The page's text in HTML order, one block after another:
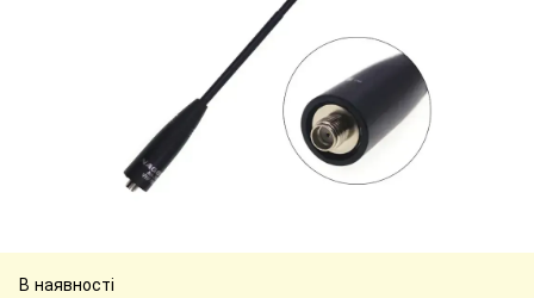
В наявності